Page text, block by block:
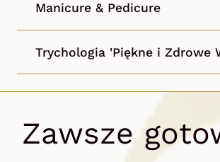
Manicure & Pedicure
Trychologia 'Piękne i Zdrowe
Zawsze